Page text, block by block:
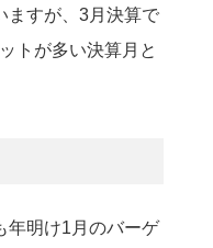
ますが、3月決算で
トが多い決算月と
年明け1月のバーゲ